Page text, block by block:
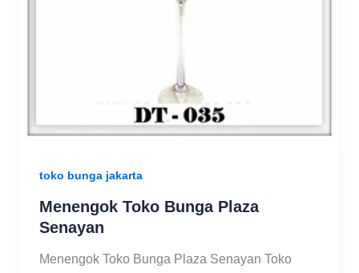
toko bunga jakarta
Menengok Toko Bunga Plaza
Senayan
Menengok Toko Bunga Plaza Senayan Toko